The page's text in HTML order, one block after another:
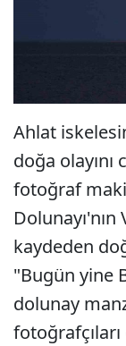
Ahlat
doğa
fotoğraf
kaydeden
"Bugün yine
dolunay